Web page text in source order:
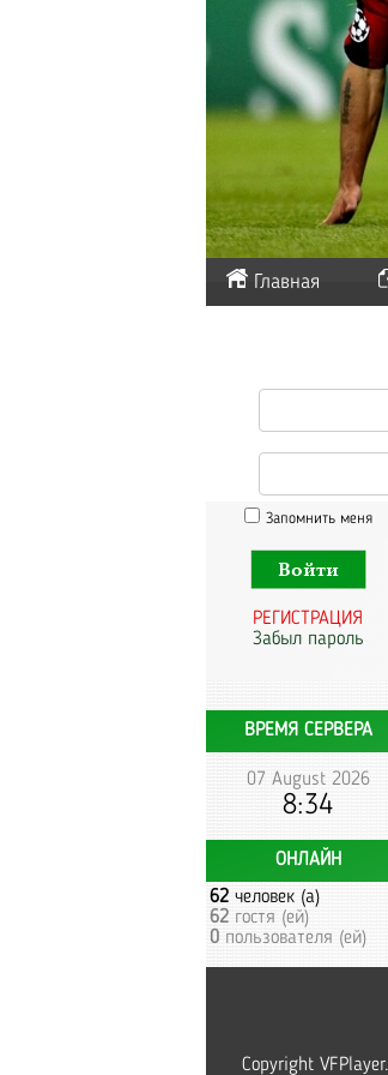
Главная
Запомнить меня
РЕГИСТРАЦИЯ
Забыл пароль
ВРЕМЯ СЕРВЕРА
07 August 2026
8:34
ОНЛАЙН
62 человек (а)
62 гостя (ей)
0 пользователя (ей)
Copyright